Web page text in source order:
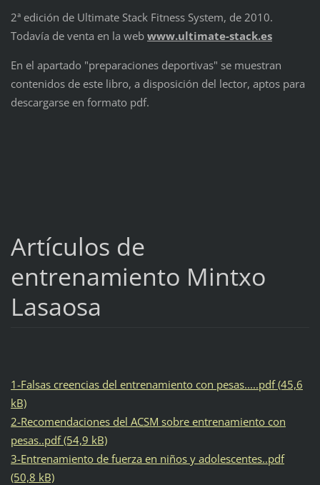
2ª edición de Ultimate Stack Fitness System, de 2010.
Todavía de venta en la web www.ultimate-stack.es
En el apartado "preparaciones deportivas" se muestran
contenidos de este libro, a disposición del lector, aptos para
descargarse en formato pdf.
Artículos de
entrenamiento Mintxo
Lasaosa
1-Falsas creencias del entrenamiento con pesas.....pdf (45,6
kB)
2-Recomendaciones del ACSM sobre entrenamiento con
pesas..pdf (54,9 kB)
3-Entrenamiento de fuerza en niños y adolescentes..pdf
(50,8 kB)